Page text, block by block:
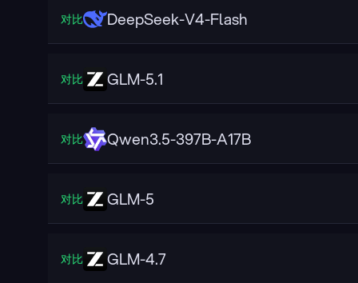
对比 DeepSeek-V4-Flash
对比 GLM-5.1
对比 Qwen3.5-397B-A17B
对比 GLM-5
对比 GLM-4.7